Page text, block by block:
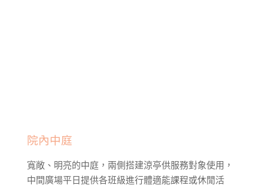
院內中庭
寬敞、明亮的中庭，兩側搭建涼亭供服務對象使用，
中間廣場平日提供各班級進行體適能課程或休閒活